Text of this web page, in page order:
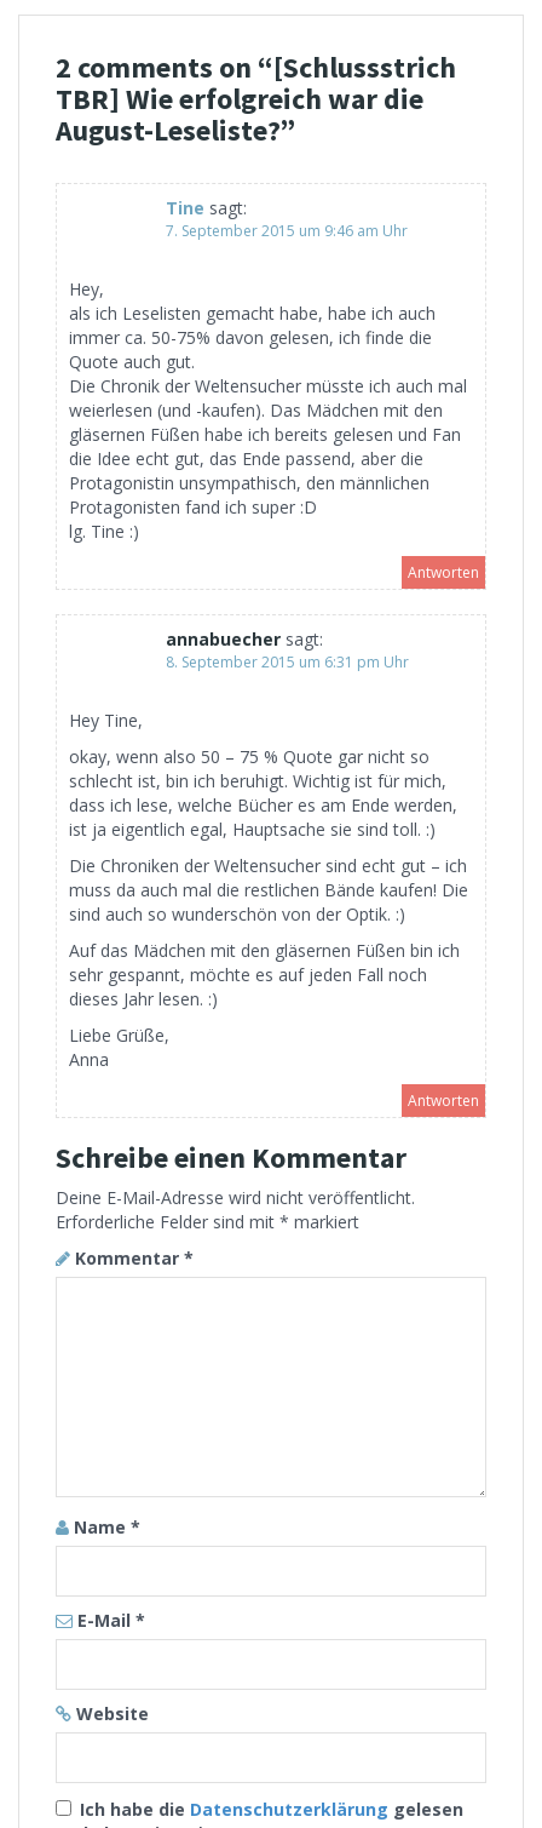
2 comments on “[Schlussstrich
TBR] Wie erfolgreich war die
August-Leseliste?”
Tine sagt:
7. September 2015 um 9:46 am Uhr
Hey,
als ich Leselisten gemacht habe, habe ich auch
immer ca. 50-75% davon gelesen, ich finde die
Quote auch gut.
Die Chronik der Weltensucher müsste ich auch mal
weierlesen (und -kaufen). Das Mädchen mit den
gläsernen Füßen habe ich bereits gelesen und Fan
die Idee echt gut, das Ende passend, aber die
Protagonistin unsympathisch, den männlichen
Protagonisten fand ich super :D
lg. Tine :)
Antworten
annabuecher sagt:
8. September 2015 um 6:31 pm Uhr
Hey Tine,
okay, wenn also 50 – 75 % Quote gar nicht so
schlecht ist, bin ich beruhigt. Wichtig ist für mich,
dass ich lese, welche Bücher es am Ende werden,
ist ja eigentlich egal, Hauptsache sie sind toll. :)
Die Chroniken der Weltensucher sind echt gut – ich
muss da auch mal die restlichen Bände kaufen! Die
sind auch so wunderschön von der Optik. :)
Auf das Mädchen mit den gläsernen Füßen bin ich
sehr gespannt, möchte es auf jeden Fall noch
dieses Jahr lesen. :)
Liebe Grüße,
Anna
Antworten
Schreibe einen Kommentar
Deine E-Mail-Adresse wird nicht veröffentlicht.
Erforderliche Felder sind mit * markiert
Kommentar *
Name *
E-Mail *
Website
Ich habe die Datenschutzerklärung gelesen